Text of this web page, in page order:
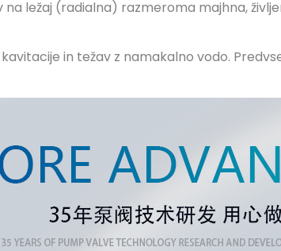
ležaj (radialna) razmeroma majhna,
in težav z namakalno vodo.